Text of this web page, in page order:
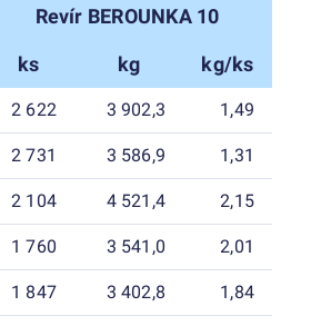
Revír BEROUNKA 10
ks kg kg/ks
2 622 3 902,3 1,49
2 731 3 586,9 1,31
2 104 4 521,4 2,15
1 760 3 541,0 2,01
1 847 3 402,8 1,84